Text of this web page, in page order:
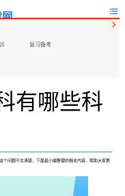

复习备考

有哪些科
个问题不太清楚，下面是小编整理的相关内容，帮助大家更